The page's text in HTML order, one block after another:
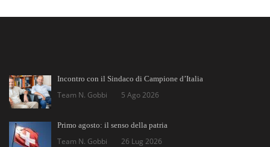
Incontro con il Sindaco di Campione d’Italia
Team N. Gobbi 5 Ago 2026
Primo agosto: il senso della patria
Team N. Gobbi 26 Lug 2026